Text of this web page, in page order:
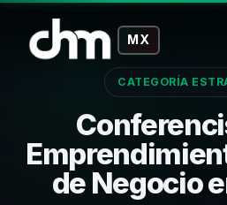
MX
CATEGORÍA
de Negocio